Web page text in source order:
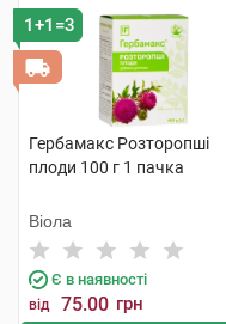
1+1=3
Гербамакс Розторопші
плоди 100 г 1 пачка
Віола
Є в наявності
від 75.00 грн